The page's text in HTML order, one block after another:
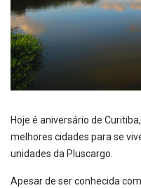
Hoje é aniversário de
melhores cidades para se
unidades da Pluscargo.
Apesar de ser conhecida